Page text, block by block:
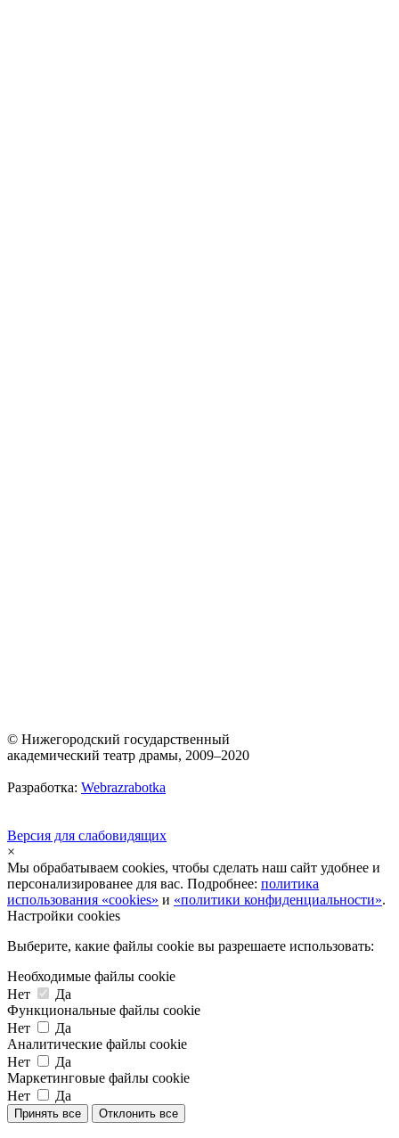
© Нижегородский государственный
академический театр драмы, 2009–2020
Разработка: Webrazrabotka
Версия для слабовидящих
×
Мы обрабатываем cookies, чтобы сделать наш сайт удобнее и
персонализированее для вас. Подробнее: политика
использования «cookies» и «политики конфиденциальности».
Настройки cookies
Выберите, какие файлы cookie вы разрешаете использовать:
Необходимые файлы cookie
Нет
Да
Функциональные файлы cookie
Нет
Да
Аналитические файлы cookie
Нет
Да
Маркетинговые файлы cookie
Нет
Да
Принять все Отклонить все